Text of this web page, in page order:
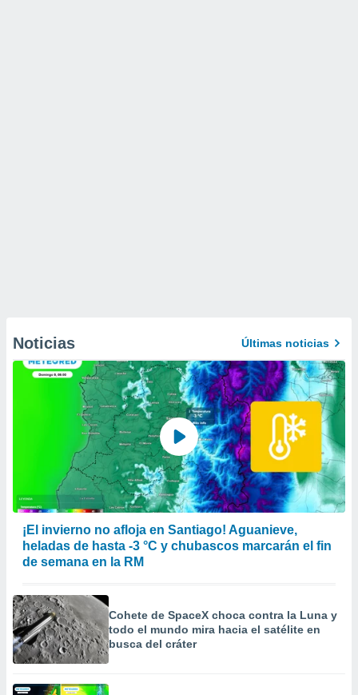
Noticias Últimas noticias
¡El invierno no afloja en Santiago! Aguanieve,
heladas de hasta -3 °C y chubascos marcarán el fin
de semana en la RM
Cohete de SpaceX choca contra la Luna y
todo el mundo mira hacia el satélite en
busca del cráter